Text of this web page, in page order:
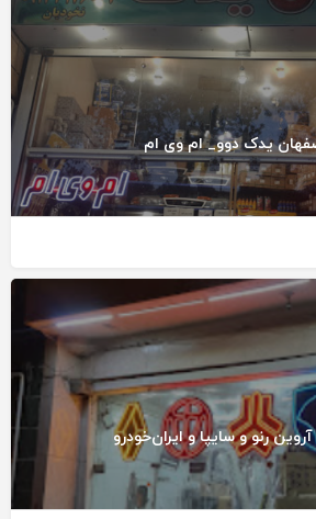
یدک دوو_ ام وی ام
رنو و سایپا و ایران‌خودرو